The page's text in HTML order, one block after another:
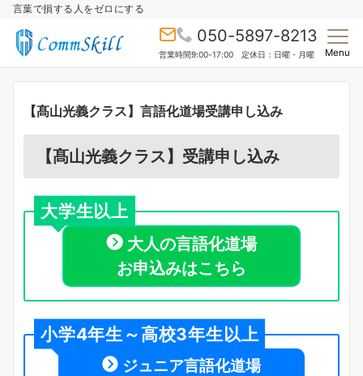
言葉で損する人をゼロにする
050-5897-8213
営業時間9:00-17:00 定休日：日曜・月曜 Menu
【髙山光義クラス】言語化道場受講申し込み
【髙山光義クラス】受講申し込み
大学生以上
大人の言語化道場
お申込みはこちら
小学4年生～高校3年生以上
ジュニア言語化道場